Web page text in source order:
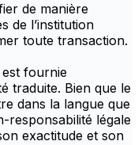
de manière
de l’institution
toute transaction.
fournie
traduite. Bien que le
dans la langue que
responsabilité légale
exactitude et son